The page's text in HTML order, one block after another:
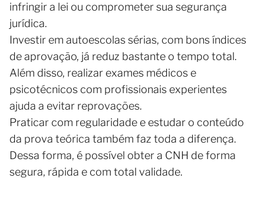
infringir a lei ou comprometer sua segurança
jurídica.
Investir em autoescolas sérias, com bons índices
de aprovação, já reduz bastante o tempo total.
Além disso, realizar exames médicos e
psicotécnicos com profissionais experientes
ajuda a evitar reprovações.
Praticar com regularidade e estudar o conteúdo
da prova teórica também faz toda a diferença.
Dessa forma, é possível obter a CNH de forma
segura, rápida e com total validade.